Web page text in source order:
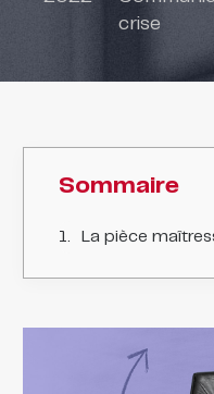
crise
Sommaire
La pièce maîtresse de